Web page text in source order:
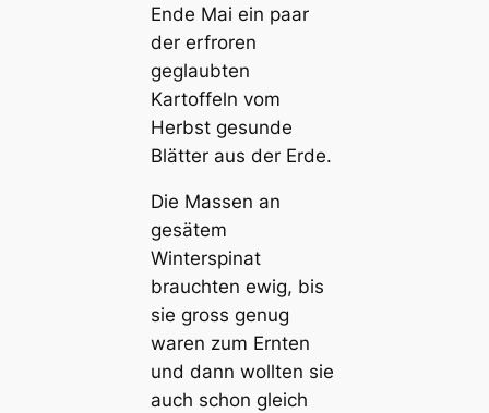
Ende Mai ein paar
der erfroren
geglaubten
Kartoffeln vom
Herbst gesunde
Blätter aus der Erde.
Die Massen an
gesätem
Winterspinat
brauchten ewig, bis
sie gross genug
waren zum Ernten
und dann wollten sie
auch schon gleich